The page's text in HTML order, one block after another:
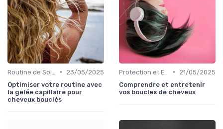
•
23/05/2025
Optimiser votre routine avec
la gelée capillaire pour
cheveux bouclés
•
21/05/2025
Comprendre et entretenir
vos boucles de cheveux